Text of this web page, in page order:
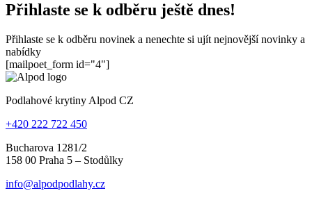
Přihlaste se k odběru ještě dnes!
Přihlaste se k odběru novinek a nenechte si ujít nejnovější novinky a
nabídky
[mailpoet_form id="4"]
Podlahové krytiny Alpod CZ
+420 222 722 450
Bucharova 1281/2
158 00 Praha 5 – Stodůlky
info@alpodpodlahy.cz